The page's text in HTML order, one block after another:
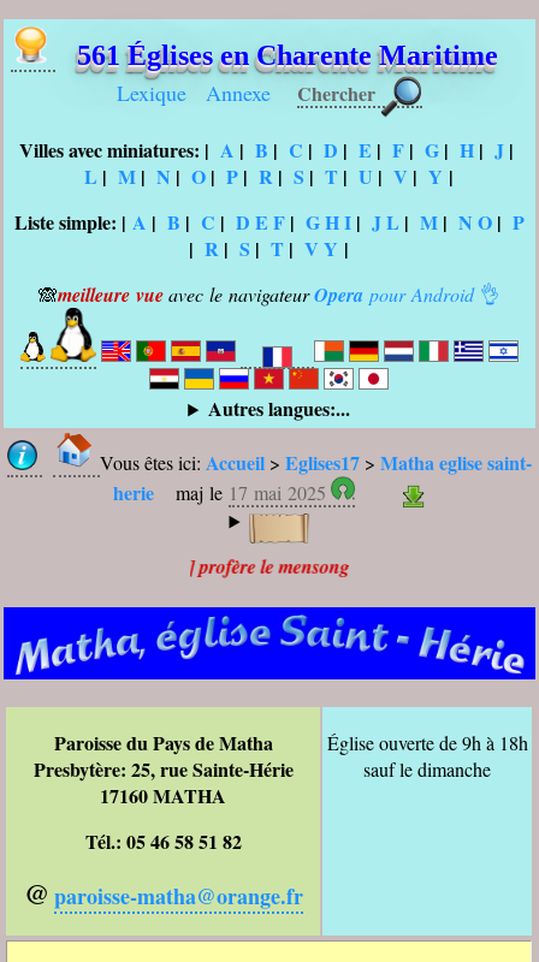
561 Églises en Charente Maritime
Lexique Annexe Chercher
Villes avec miniatures: | A | B | C | D | E | F| G| H| J|
L |M |N |O |P |R |S |T |U |V |Y |
Liste simple: | A | B | C | D E F| G H I| J L | M| N O| P
|R |S |T |V Y |
🙈meilleure vueavec le navigateurOpera pour Android 👌
Autres langues:...
Vous êtes ici: Accueil > Eglises17 > Matha eglise saint-
herie maj le 17 mai 2025
[le diable] profère le mensonge, il parle de son propre fond,
Paroisse du Pays de Matha
Presbytère: 25, rue Sainte-Hérie
17160 MATHA
Tél.: 05 46 58 51 82
@ paroisse-matha@orange.fr
Église ouverte de 9h à 18h
sauf le dimanche